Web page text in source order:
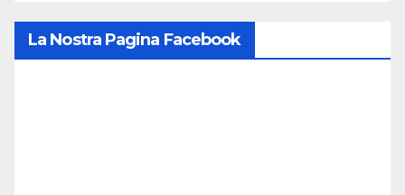
La Nostra Pagina Facebook